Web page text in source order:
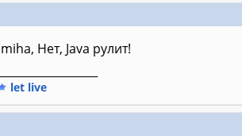
miha, Нет, Java рулит!
let live